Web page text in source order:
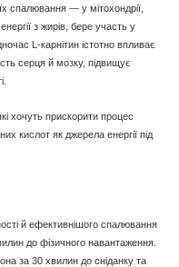
спалювання — у мітохондрії,
з жирів, бере участь у
L-карнітин істотно впливає
серця й мозку, підвищує
хочуть прискорити процес
кислот як джерела енергії під
й ефективнішого спалювання
до фізичного навантаження.
за 30 хвилин до сніданку та